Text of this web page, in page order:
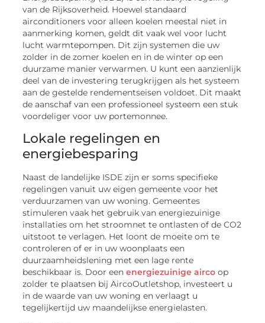
van de Rijksoverheid. Hoewel standaard
airconditioners voor alleen koelen meestal niet in
aanmerking komen, geldt dit vaak wel voor lucht
lucht warmtepompen. Dit zijn systemen die uw
zolder in de zomer koelen en in de winter op een
duurzame manier verwarmen. U kunt een aanzienlijk
deel van de investering terugkrijgen als het systeem
aan de gestelde rendementseisen voldoet. Dit maakt
de aanschaf van een professioneel systeem een stuk
voordeliger voor uw portemonnee.
Lokale regelingen en
energiebesparing
Naast de landelijke ISDE zijn er soms specifieke
regelingen vanuit uw eigen gemeente voor het
verduurzamen van uw woning. Gemeentes
stimuleren vaak het gebruik van energiezuinige
installaties om het stroomnet te ontlasten of de CO2
uitstoot te verlagen. Het loont de moeite om te
controleren of er in uw woonplaats een
duurzaamheidslening met een lage rente
beschikbaar is. Door eenenergiezuinige airco op
zolder te plaatsen bij AircoOutletshop, investeert u
in de waarde van uw woning en verlaagt u
tegelijkertijd uw maandelijkse energielasten.